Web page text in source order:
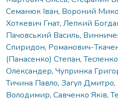
Семанюк Іван, Вороний
Хоткевич Гнат, Лепкий
Пачовський Василь,
Спиридон, Романович-
(Панасенко) Степан,
Олександер, Чупринка
Тичина Павло, Загул Дмитро,
Володимир, Савченко Яків,